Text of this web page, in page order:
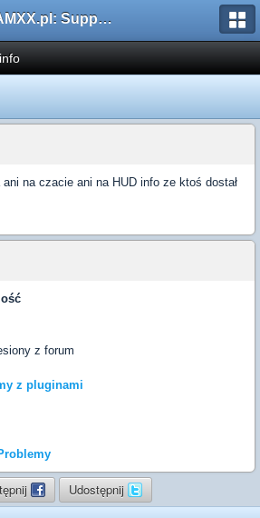
AMXX.pl: Support AMX Mod X i SourceMod
na czacie ani na HUD info ze ktoś dostał
z forum
z pluginami
Udostępnij